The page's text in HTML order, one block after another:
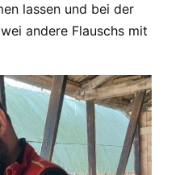
lassen und bei der
andere Flauschs mit